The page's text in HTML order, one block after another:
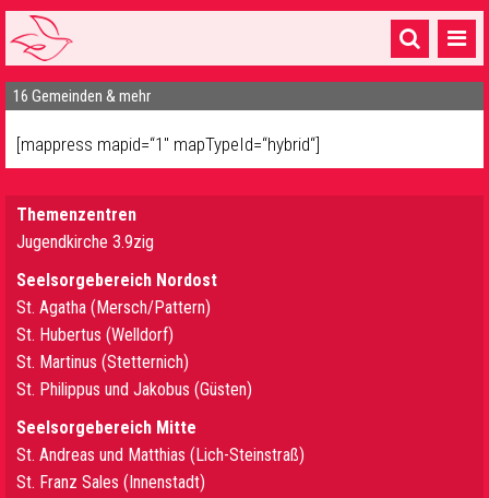
Startseite
1 Pfarrei
Gottesdienste & Sinnsuche
Sakramente & Feste
Gemeinschaft & Soziales
Musik& Kultur
16 Gemeinden & mehr
[mappress mapid=“1″ mapTypeId=“hybrid“]
Themenzentren
Jugendkirche 3.9zig
Seelsorgebereich Nordost
St. Agatha (Mersch/Pattern)
St. Hubertus (Welldorf)
St. Martinus (Stetternich)
St. Philippus und Jakobus (Güsten)
Seelsorgebereich Mitte
St. Andreas und Matthias (Lich-Steinstraß)
St. Franz Sales (Innenstadt)